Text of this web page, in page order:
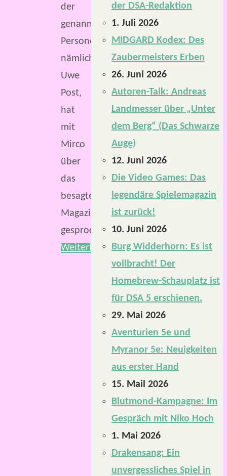
der
genannten
Personen,
nämlich
Uwe
Post,
hat
mit
Mirco
über
das
besagte
Magazin
gesprochen.
Weiterlesen
der DSA-Redaktion
1. Juli 2026
MIDGARD Kodex: Des
Zaubermeisters Erben
26. Juni 2026
Autoren-Talk: Andreas
Landmesser über „Unter
dem Berg“ (Das Schwarze
Auge)
12. Juni 2026
Die Video Games: Das
legendäre Spielemagazin
ist zurück!
10. Juni 2026
Burg Widderhorn: Es ist
vollbracht! Der
Homebrew-Schauplatz ist
für DSA 5 erschienen.
29. Mai 2026
Aventurien 5e und
Myranor 5e: Neuigkeiten
aus erster Hand
15. Mail 2026
Blutmond-Kampagne: Im
Gespräch mit Niko Hoch
1. Mai 2026
Drakensang: Ein
unvergessliches Spiel in